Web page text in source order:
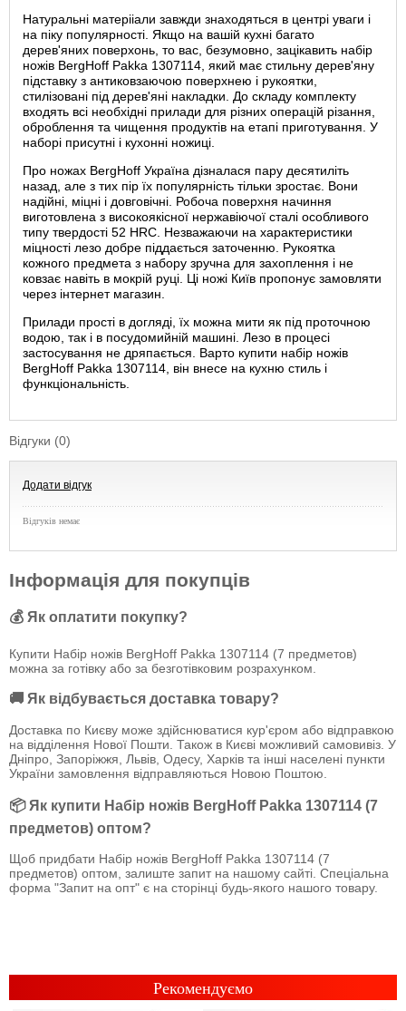
Натуральні матерііали завжди знаходяться в центрі уваги і
на піку популярності. Якщо на вашій кухні багато
дерев'яних поверхонь, то вас, безумовно, зацікавить набір
ножів BergHoff Pakka 1307114, який має стильну дерев'яну
підставку з антиковзаючою поверхнею і рукоятки,
стилізовані під дерев'яні накладки. До складу комплекту
входять всі необхідні прилади для різних операцій різання,
оброблення та чищення продуктів на етапі приготування. У
наборі присутні і кухонні ножиці.
Про ножах BergHoff Україна дізналася пару десятиліть
назад, але з тих пір їх популярність тільки зростає. Вони
надійні, міцні і довговічні. Робоча поверхня начиння
виготовлена ​​з високоякісної нержавіючої сталі особливого
типу твердості 52 HRC. Незважаючи на характеристики
міцності лезо добре піддається заточенню. Рукоятка
кожного предмета з набору зручна для захоплення і не
ковзає навіть в мокрій руці. Ці ножі Київ пропонує замовляти
через інтернет магазин.
Прилади прості в догляді, їх можна мити як під проточною
водою, так і в посудомийній машині. Лезо в процесі
застосування не дряпається. Варто купити набір ножів
BergHoff Pakka 1307114, він внесе на кухню стиль і
функціональність.
Відгуки (0)
Додати відгук
Відгуків немає
Інформація для покупців
💰 Як оплатити покупку?
Купити Набір ножів BergHoff Pakka 1307114 (7 предметов)
можна за готівку або за безготівковим розрахунком.
🚚 Як відбувається доставка товару?
Доставка по Києву може здійснюватися кур'єром або відправкою
на відділення Нової Пошти. Також в Києві можливий самовивіз. У
Дніпро, Запоріжжя, Львів, Одесу, Харків та інші населені пункти
України замовлення відправляються Новою Поштою.
📦 Як купити Набір ножів BergHoff Pakka 1307114 (7
предметов) оптом?
Щоб придбати Набір ножів BergHoff Pakka 1307114 (7
предметов) оптом, залиште запит на нашому сайті. Спеціальна
форма "Запит на опт" є на сторінці будь-якого нашого товару.
Рекомендуємо